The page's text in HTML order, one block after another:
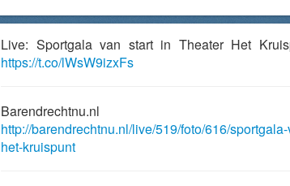
Live: Sportgala van start in Theater Het
https://t.co/lWsW9izxFs
Barendrechtnu.nl
http://barendrechtnu.nl/live/519/foto/616/
het-kruispunt